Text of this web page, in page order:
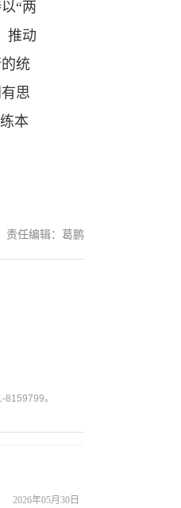
“两
推动
统
思
本
责任编辑：葛鹏
。
2026年05月30日